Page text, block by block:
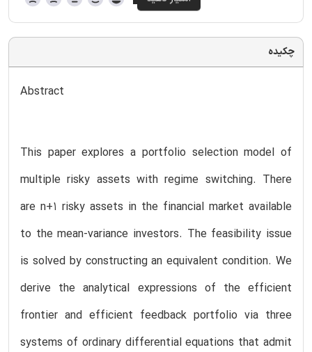
چکیده
Abstract
This paper explores a portfolio selection model of
multiple risky assets with regime switching. There
are n+1 risky assets in the financial market available
to the mean-variance investors. The feasibility issue
is solved by constructing an equivalent condition. We
derive the analytical expressions of the efficient
frontier and efficient feedback portfolio via three
systems of ordinary differential equations that admit